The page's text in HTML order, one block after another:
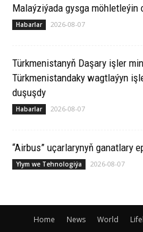
Malaýziýada gysga möhletleýin
Habarlar 2026-08-07
Türkmenistanyň Daşary işler
Türkmenistandaky wagtlaýyn
duşuşdy
Habarlar 2026-08-07
“Airbus” uçarlarynyň ganatlary
Ylym we Tehnologiýa 2026-08-07
Home News World